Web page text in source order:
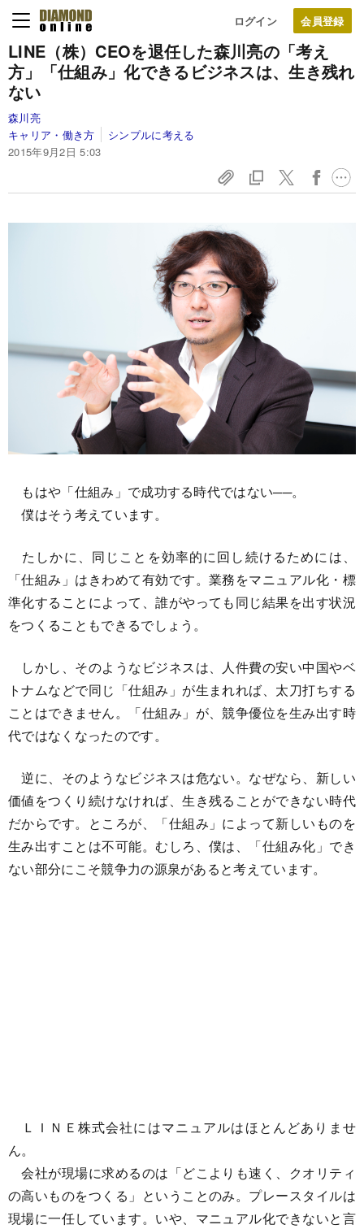
ログイン
LINE（株）CEOを退任した森川亮の「考え
方」
「仕組み」化できるビジネスは、生き残れ
ない
森川亮
キャリア・働き方
シンプルに考える
2015年9月2日 5:03
もはや「仕組み」で成功する時代ではない──。
僕はそう考えています。
たしかに、同じことを効率的に回し続けるためには、
「仕組み」はきわめて有効です。業務をマニュアル化・標
準化することによって、誰がやっても同じ結果を出す状況
をつくることもできるでしょう。
しかし、そのようなビジネスは、人件費の安い中国やベ
トナムなどで同じ「仕組み」が生まれれば、太刀打ちする
ことはできません。「仕組み」が、競争優位を生み出す時
代ではなくなったのです。
逆に、そのようなビジネスは危ない。なぜなら、新しい
価値をつくり続けなければ、生き残ることができない時代
だからです。ところが、「仕組み」によって新しいものを
生み出すことは不可能。むしろ、僕は、「仕組み化」でき
ない部分にこそ競争力の源泉があると考えています。
ＬＩＮＥ株式会社にはマニュアルはほとんどありませ
ん。
会社が現場に求めるのは「どこよりも速く、クオリティ
の高いものをつくる」ということのみ。プレースタイルは
現場に一任しています。いや、マニュアル化できないと言